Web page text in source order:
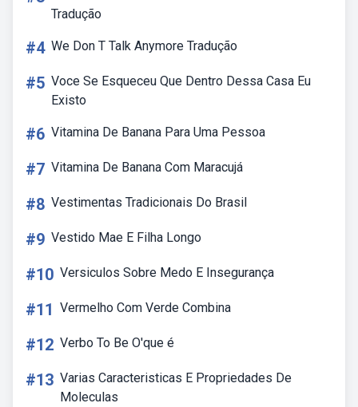
Tradução
#4 We Don T Talk Anymore Tradução
#5 Voce Se Esqueceu Que Dentro Dessa Casa Eu
Existo
#6 Vitamina De Banana Para Uma Pessoa
#7 Vitamina De Banana Com Maracujá
#8 Vestimentas Tradicionais Do Brasil
#9 Vestido Mae E Filha Longo
#10 Versiculos Sobre Medo E Insegurança
#11 Vermelho Com Verde Combina
#12 Verbo To Be O'que é
#13 Varias Caracteristicas E Propriedades De
Moleculas